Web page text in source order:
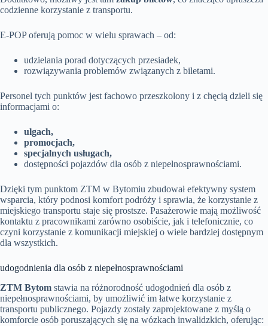
codzienne korzystanie z transportu.
E-POP oferują pomoc w wielu sprawach – od:
udzielania porad dotyczących przesiadek,
rozwiązywania problemów związanych z biletami.
Personel tych punktów jest fachowo przeszkolony i z chęcią dzieli się
informacjami o:
ulgach,
promocjach,
specjalnych usługach,
dostępności pojazdów dla osób z niepełnosprawnościami.
Dzięki tym punktom ZTM w Bytomiu zbudował efektywny system
wsparcia, który podnosi komfort podróży i sprawia, że korzystanie z
miejskiego transportu staje się prostsze. Pasażerowie mają możliwość
kontaktu z pracownikami zarówno osobiście, jak i telefonicznie, co
czyni korzystanie z komunikacji miejskiej o wiele bardziej dostępnym
dla wszystkich.
udogodnienia dla osób z niepełnosprawnościami
ZTM Bytom stawia na różnorodność udogodnień dla osób z
niepełnosprawnościami, by umożliwić im łatwe korzystanie z
transportu publicznego. Pojazdy zostały zaprojektowane z myślą o
komforcie osób poruszających się na wózkach inwalidzkich, oferując: